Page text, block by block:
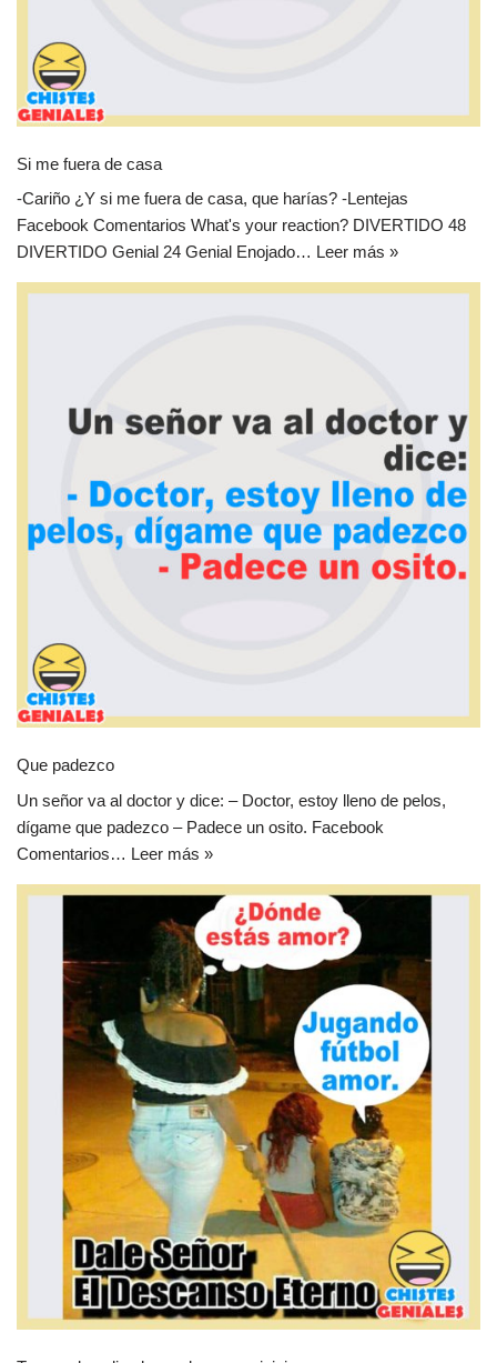
Si me fuera de casa
-Cariño ¿Y si me fuera de casa, que harías? -Lentejas
Facebook Comentarios What's your reaction? DIVERTIDO 48
DIVERTIDO Genial 24 Genial Enojado… Leer más »
Que padezco
Un señor va al doctor y dice: – Doctor, estoy lleno de pelos,
dígame que padezco – Padece un osito. Facebook
Comentarios… Leer más »